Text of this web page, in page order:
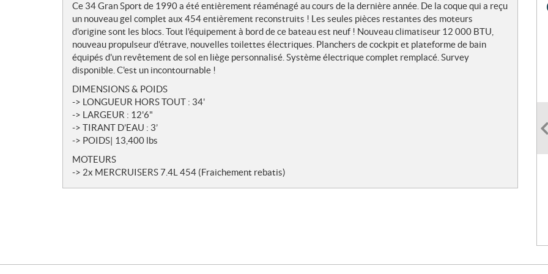
e
s
Ce 34 Gran Sport de 1990 a été entièrement réaménagé au cours de la dernière année. De la coque qui a reçu
un nouveau gel complet aux 454 entièrement reconstruits ! Les seules pièces restantes des moteurs
d'origine sont les blocs. Tout l'équipement à bord de ce bateau est neuf ! Nouveau climatiseur 12 000 BTU,
nouveau propulseur d'étrave, nouvelles toilettes électriques. Planchers de cockpit et plateforme de bain
équipés d'un revêtement de sol en liège personnalisé. Système électrique complet remplacé. Survey
disponible. C'est un incontournable !
DIMENSIONS & POIDS
-> LONGUEUR HORS TOUT : 34'
-> LARGEUR : 12'6"
-> TIRANT D’EAU : 3’
-> POIDS| 13,400 lbs
MOTEURS
-> 2x MERCRUISERS 7.4L 454 (Fraichement rebatis)